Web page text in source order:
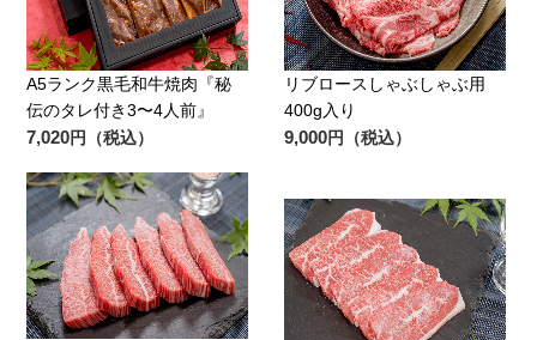
A5ランク黒毛和牛焼肉『秘
伝のタレ付き3〜4人前』
7,020円（税込）
リブロースしゃぶしゃぶ用
400g入り
9,000円（税込）